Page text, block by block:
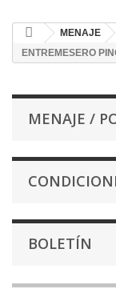
MENAJE
ENTREMESERO
MENAJE /
BOLETÍN